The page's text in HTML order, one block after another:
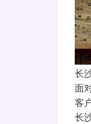
长
面
客
长